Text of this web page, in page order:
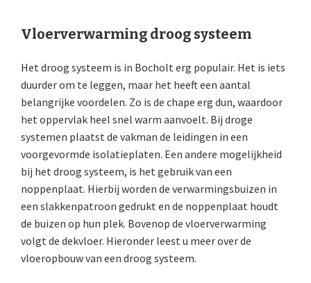
Vloerverwarming droog systeem
Het droog systeem is in Bocholt erg populair. Het is iets
duurder om te leggen, maar het heeft een aantal
belangrijke voordelen. Zo is de chape erg dun, waardoor
het oppervlak heel snel warm aanvoelt. Bij droge
systemen plaatst de vakman de leidingen in een
voorgevormde isolatieplaten. Een andere mogelijkheid
bij het droog systeem, is het gebruik van een
noppenplaat. Hierbij worden de verwarmingsbuizen in
een slakkenpatroon gedrukt en de noppenplaat houdt
de buizen op hun plek. Bovenop de vloerverwarming
volgt de dekvloer. Hieronder leest u meer over de
vloeropbouw van een droog systeem.